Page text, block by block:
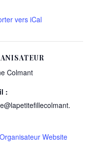
vers iCal
Colmant
:
Website